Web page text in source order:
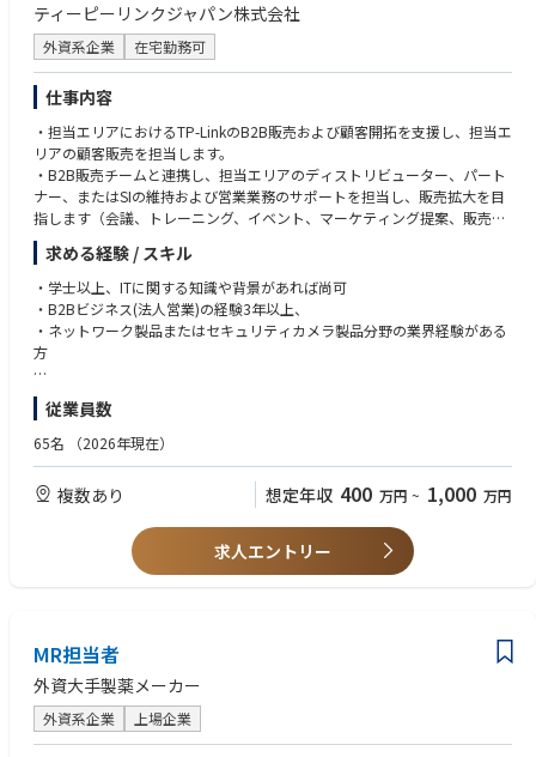
3）材料手配・供給管理の改善
・需要情報、受注状況、生産計画を踏まえ、材料手配状況や納期を確認
し、安定供給に必要な管理・調整を行う。
・長納期材料や供給制約品については、関係部門と連携しながらリスクを
早期に把握し、材料欠品、生産遅延、納期遅延の防止に向けた改善活動を
推進する。
4）製品在庫・物流リードタイム管理
・販売計画、需要動向、生産状況を踏まえ、製品在庫を適切に管理し、過
剰在庫・滞留在庫の発生防止と販売機会損失の最小化に取り組む。
・また、出荷から顧客・現地拠点への着荷までのリードタイムや物流コス
トを把握し、安定供給と効率的な物流オペレーションの両立に貢献する。
5）DXオペレーションおよび業務改善推進
・需要、受注、生産、在庫、出荷に関するデータやシステムを活用し、オ
ペレーションの可視化、精度向上、業務効率化を推進する。
・BIツールや各種レポートを活用して課題を早期に把握し、関係部門と連
携しながら改善策を実行することで、DXオペレーションの定着と継続的な
業務改善に貢献する。
ティーピーリンクジャパン株式会社
外資系企業 在宅勤務可
仕事内容
・担当エリアにおけるTP-LinkのB2B販売および顧客開拓を支援し、担当エ
リアの顧客販売を担当します。
・B2B販売チームと連携し、担当エリアのディストリビューター、パート
ナー、またはSIの維持および営業業務のサポートを担当し、販売拡大を目
指します（会議、トレーニング、イベント、マーケティング提案、販売資
料の配布など）。
・担当エリアの新規チャネル、新規B2Bディストリビューター、新規シス
テムインテグレーターの開拓、B2B販売拡大への取り組み（コールドコー
ル、メール連絡、会議での問い合わせなど）。
・中小企業向け製品の販売力強化を目的とした、関連するB2Bイベント、
活動、またはプログラムのサポート。
・上記以外のB2Bビジネスに関連する業務
求める経験 / スキル
・学士以上、ITに関する知識や背景があれば尚可
・B2Bビジネス(法人営業)の経験3年以上、
・ネットワーク製品またはセキュリティカメラ製品分野の業界経験がある
方
【求める人物像】
・積極的で、効率性があり、物事を積極的に考え、新しい挑戦を好み、常
に学び、向上心がある方
従業員数
65名 （2026年現在）
複数あり 想定年収 400 万円 ~ 1,000 万円
求人エントリー
MR担当者
外資大手製薬メーカー
外資系企業 上場企業